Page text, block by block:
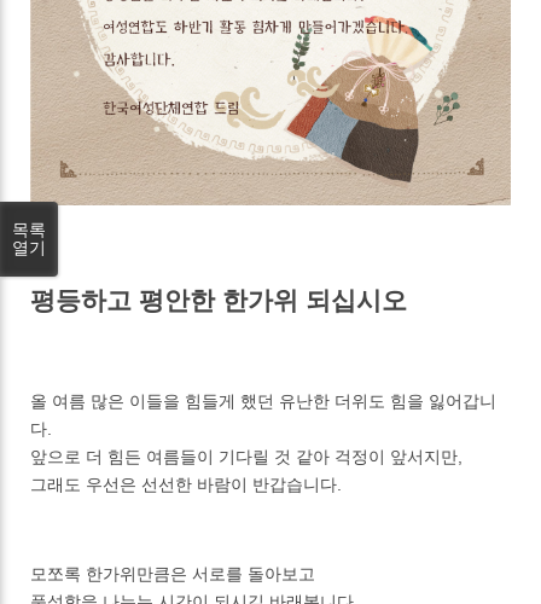
평등하고 평안한 한가위 되십시오
올 여름 많은 이들을 힘들게 했던 유난한 더위도 힘을 잃어갑니
다.
앞으로 더 힘든 여름들이 기다릴 것 같아 걱정이 앞서지만,
그래도 우선은 선선한 바람이 반갑습니다.
모쪼록 한가위만큼은 서로를 돌아보고
목록
열기